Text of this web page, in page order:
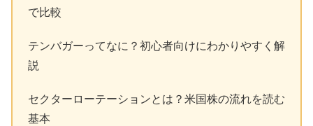
で比較
テンバガーってなに？初心者向けにわかりやすく解
説
セクターローテーションとは？米国株の流れを読む
基本